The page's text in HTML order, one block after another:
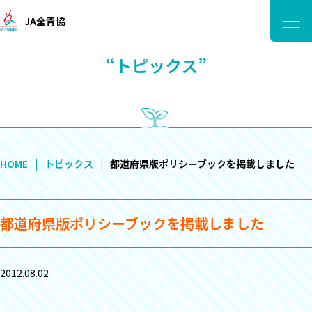
JA全青協
“トピックス”
HOME トピックス 都道府県版ポリシーブックを掲載しました
都道府県版ポリシーブックを掲載しました
2012.08.02